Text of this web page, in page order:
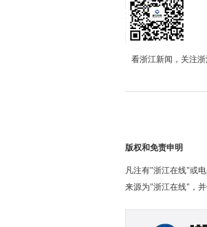
看浙江新闻，关注
版权和免责申明
凡注有"浙江在线"或
来源为"浙江在线"，